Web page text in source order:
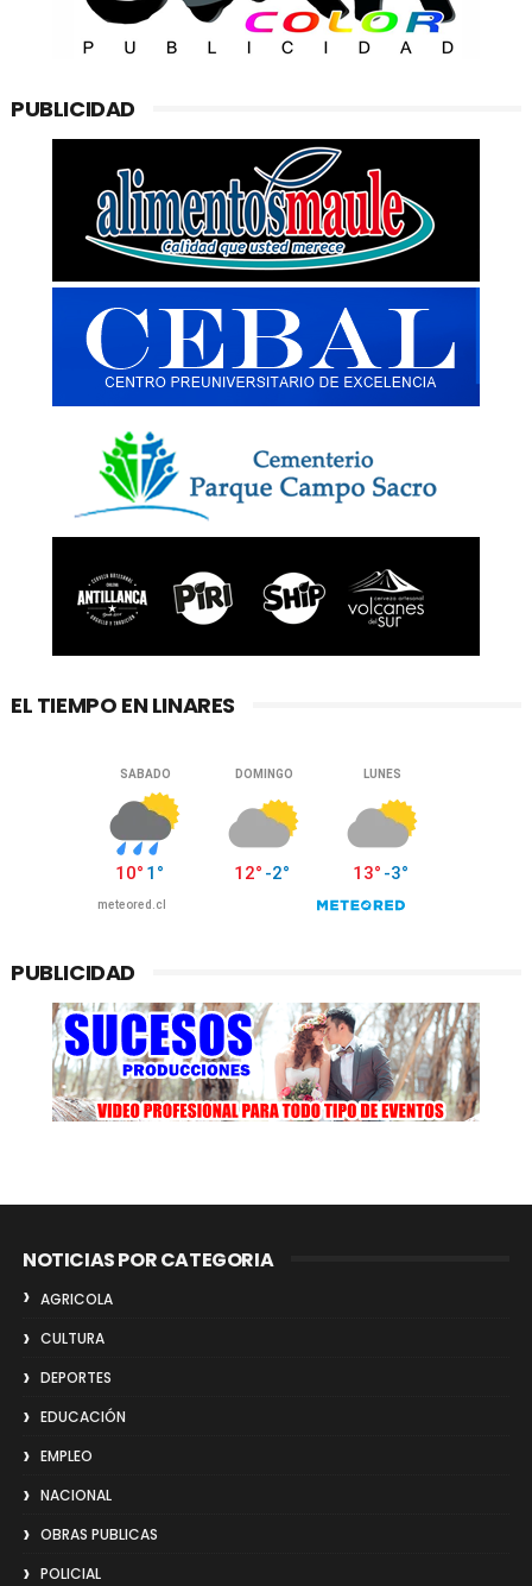
PUBLICIDAD
EL TIEMPO EN LINARES
PUBLICIDAD
NOTICIAS POR CATEGORIA
AGRICOLA
CULTURA
DEPORTES
EDUCACIÓN
EMPLEO
NACIONAL
OBRAS PUBLICAS
POLICIAL